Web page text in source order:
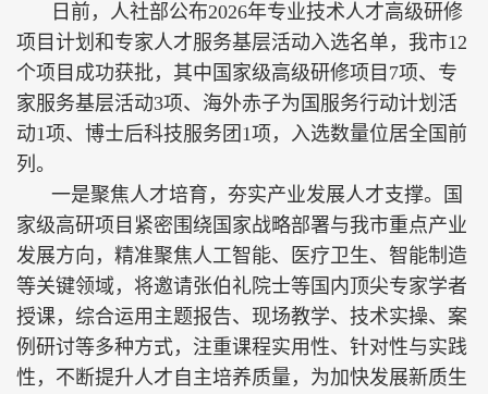
日前，人社部公布2026年专业技术人才高级研修
项目计划和专家人才服务基层活动入选名单，我市12
个项目成功获批，其中国家级高级研修项目7项、专
家服务基层活动3项、海外赤子为国服务行动计划活
动1项、博士后科技服务团1项，入选数量位居全国前
列。
一是聚焦人才培育，夯实产业发展人才支撑。国
家级高研项目紧密围绕国家战略部署与我市重点产业
发展方向，精准聚焦人工智能、医疗卫生、智能制造
等关键领域，将邀请张伯礼院士等国内顶尖专家学者
授课，综合运用主题报告、现场教学、技术实操、案
例研讨等多种方式，注重课程实用性、针对性与实践
性，不断提升人才自主培养质量，为加快发展新质生